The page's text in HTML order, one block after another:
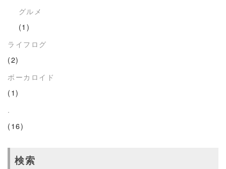
グルメ
(1)
ライフログ
(2)
ボーカロイド
(1)
.
(16)
検索